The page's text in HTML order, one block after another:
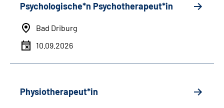
Psychologische*n Psychotherapeut*in
Bad Driburg
10.09.2026
Physiotherapeut*in